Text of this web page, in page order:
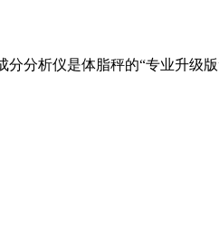
分析仪是体脂秤的“专业升级